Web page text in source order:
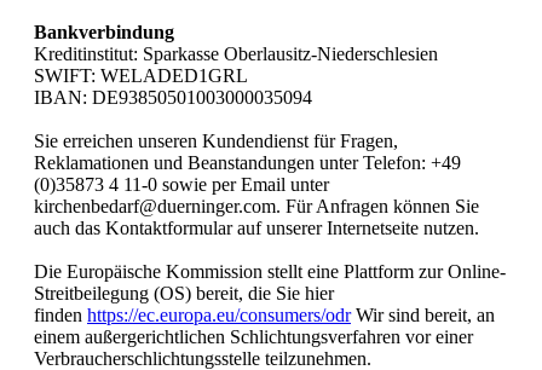
Bankverbindung
Kreditinstitut: Sparkasse Oberlausitz-Niederschlesien
SWIFT: WELADED1GRL
IBAN: DE93850501003000035094
Sie erreichen unseren Kundendienst für Fragen,
Reklamationen und Beanstandungen unter Telefon: +49
(0)35873 4 11-0 sowie per Email unter
kirchenbedarf@duerninger.com. Für Anfragen können Sie
auch das Kontaktformular auf unserer Internetseite nutzen.
Die Europäische Kommission stellt eine Plattform zur Online-
Streitbeilegung (OS) bereit, die Sie hier
finden https://ec.europa.eu/consumers/odr Wir sind bereit, an
einem außergerichtlichen Schlichtungsverfahren vor einer
Verbraucherschlichtungsstelle teilzunehmen.